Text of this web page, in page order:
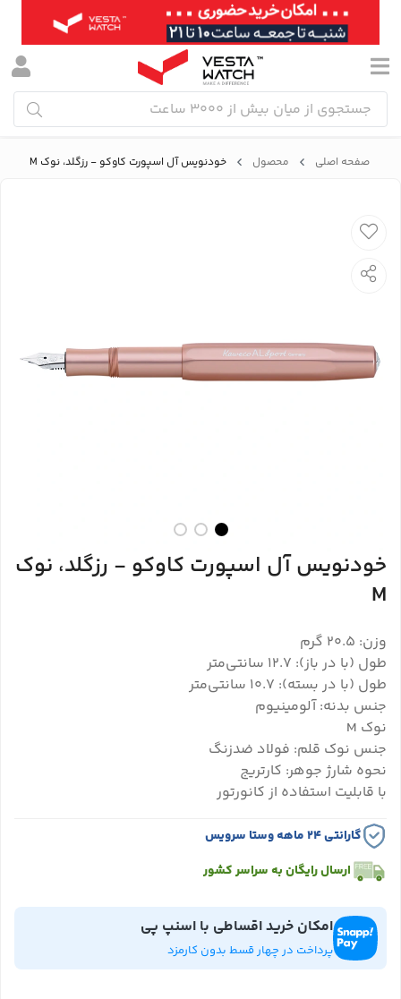
صفحه اصلی محصول خودنویس آل اسپورت کاوکو - رزگلد، نوک M
خودنویس آل اسپورت کاوکو - رزگلد، نوک
M
وزن: 20.5 گرم
طول (با در باز): 12.7 سانتی‌متر
طول (با در بسته): 10.7 سانتی‌متر
جنس بدنه: آلومینیوم
نوک M
جنس نوک قلم: فولاد ضدزنگ
نحوه شارژ جوهر: کارتریج
با قابلیت استفاده از کانورتور
گارانتی ۲۴ ماهه وستا سرویس
ارسال رایگان به سراسر کشور
امکان خرید اقساطی با اسنپ پی
پرداخت در چهار قسط بدون کارمزد